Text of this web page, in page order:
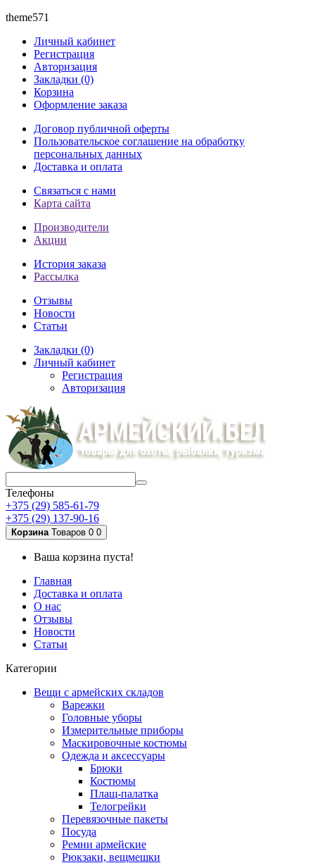
theme571
Личный кабинет
Регистрация
Авторизация
Закладки (0)
Корзина
Оформление заказа
Договор публичной оферты
Пользовательское соглашение на обработку
персональных данных
Доставка и оплата
Связаться с нами
Карта сайта
Производители
Акции
История заказа
Рассылка
Отзывы
Новости
Статьи
Закладки (0)
Личный кабинет
Регистрация
Авторизация
Телефоны
+375 (29) 585-61-79
+375 (29) 137-90-16
Корзина Товаров 0 0
Ваша корзина пуста!
Главная
Доставка и оплата
О нас
Отзывы
Новости
Статьи
Категории
Вещи с армейских складов
Варежки
Головные уборы
Измерительные приборы
Маскировочные костюмы
Одежда и аксессуары
Брюки
Костюмы
Плащ-палатка
Телогрейки
Перевязочные пакеты
Посуда
Ремни армейские
Рюкзаки, вещмешки